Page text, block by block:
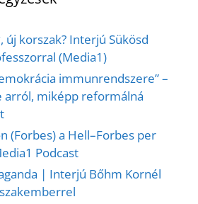
új korszak? Interjú Sükösd
(Media1)
immunrendszere” –
arról, miképp reformálná
(Forbes) a Hell–Forbes per
Podcast
| Interjú Bőhm Kornél